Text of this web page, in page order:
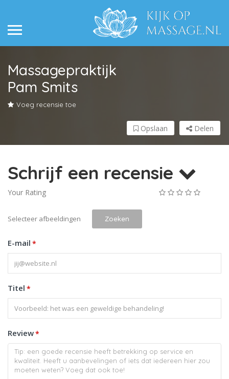
Massagepraktijk
Pam Smits
Voeg recensie toe
Delen
Opslaan
Schrijf een recensie
Your Rating
Selecteer afbeeldingen Zoeken
E-mail *
Titel *
Review*